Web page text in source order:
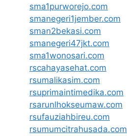
sma1purworejo.com
smanegeri1jember.com
sman2bekasi.com
smanegeri47jkt.com
sma1wonosari.com
rscahayasehat.com
rsumalikasim.com
rsuprimaintimedika.com
rsarunlhokseumaw.com
rsufauziahbireu.com
rsumumcitrahusada.com